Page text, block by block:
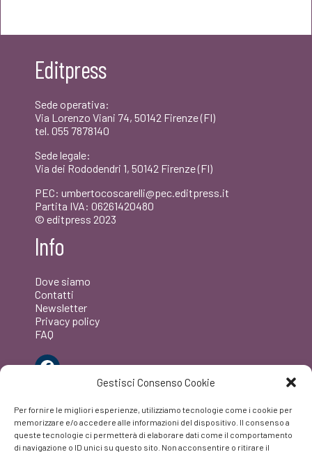
Gestisci Consenso Cookie
Per fornire le migliori esperienze, utilizziamo tecnologie come i cookie per
memorizzare e/o accedere alle informazioni del dispositivo. Il consenso a
queste tecnologie ci permetterà di elaborare dati come il comportamento
di navigazione o ID unici su questo sito. Non acconsentire o ritirare il
€18,00.
originaleattuale
Editpress
Sede operativa:
Via Lorenzo Viani 74, 50142 Firenze (FI)
tel. 055 7878140
Sede legale:
Via dei Rododendri 1, 50142 Firenze (FI)
PEC: umbertocoscarelli@pec.editpress.it
Partita IVA: 06261420480
© editpress 2023
Info
Dove siamo
Contatti
Newsletter
Privacy policy
FAQ